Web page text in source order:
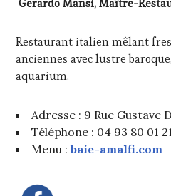
Gerardo Mansi, Maître-
Restaurant italien mêlant
anciennes avec lustre
aquarium.
Adresse : 9 Rue Gustave
Téléphone : 04 93 80 01
Menu :baie-amalfi.com